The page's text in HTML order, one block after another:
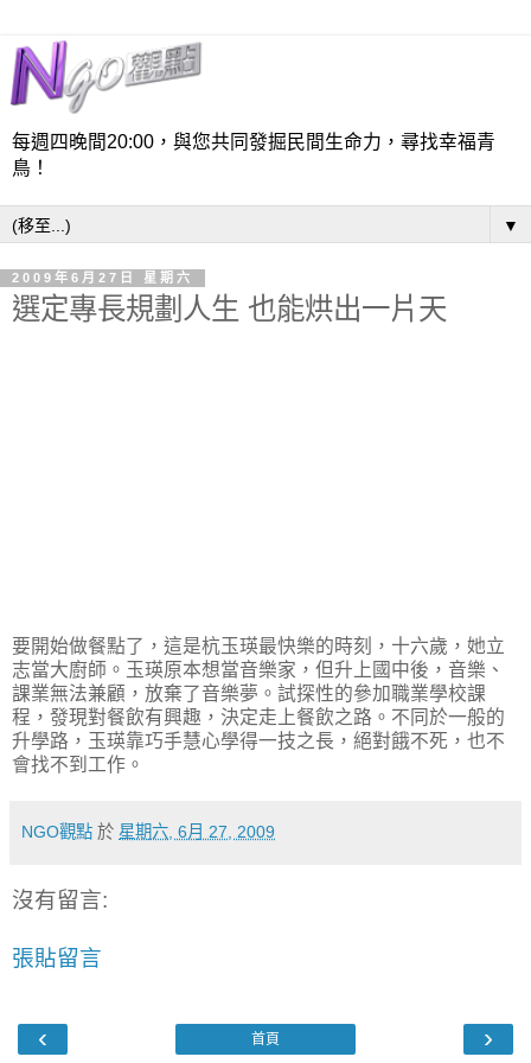
每週四晚間20:00，與您共同發掘民間生命力，尋找幸福青
鳥！
▼
2009年6月27日 星期六
選定專長規劃人生 也能烘出一片天
要開始做餐點了，這是杭玉瑛最快樂的時刻，十六歲，她立
志當大廚師。玉瑛原本想當音樂家，但升上國中後，音樂、
課業無法兼顧，放棄了音樂夢。試探性的參加職業學校課
程，發現對餐飲有興趣，決定走上餐飲之路。不同於一般的
升學路，玉瑛靠巧手慧心學得一技之長，絕對餓不死，也不
會找不到工作。
NGO觀點 於 星期六, 6月 27, 2009
沒有留言:
張貼留言
‹ ›
首頁